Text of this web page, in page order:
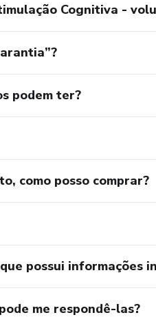
Cognitiva -
podem ter?
como posso comprar?
possui informações
me respondê-las?